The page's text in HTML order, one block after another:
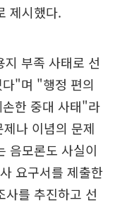
제시했다.
부족 사태로 선
"며 "행정 편의
한 중대 사태"라
나 이념의 문제
음모론도 사실이
요구서를 제출한
사를 추진하고 선